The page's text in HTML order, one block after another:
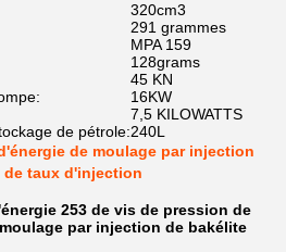
320cm3
291 grammes
MPA 159
128grams
45 KN
16KW
7,5 KILOWATTS
de pétrole:240L
de moulage par injection
de taux d'injection
253 de vis de pression de
par injection de bakélite